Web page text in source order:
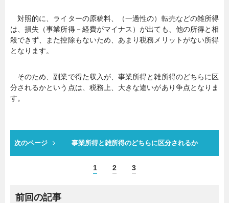
対照的に、ライターの原稿料、（一過性の）転売などの雑所得
は、損失（事業所得－経費がマイナス）が出ても、他の所得と相
殺できず、また控除もないため、あまり税務メリットがない所得
となります。
そのため、副業で得た収入が、事業所得と雑所得のどちらに区
分されるかという点は、税務上、大きな違いがあり争点となりま
す。
次のページ 事業所得と雑所得のどちらに区分されるか
1 2 3
前回の記事